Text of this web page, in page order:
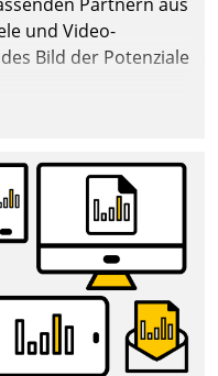
und Video-
Bild der Potenziale